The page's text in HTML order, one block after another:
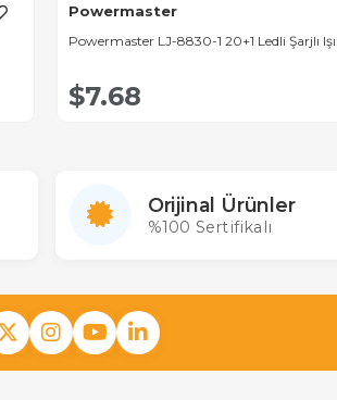
Powermaster
Powermaster LJ-8830-1 20+1 Ledli Şarjlı
$7.68
Orijinal Ürünler
%100 Sertifikalı